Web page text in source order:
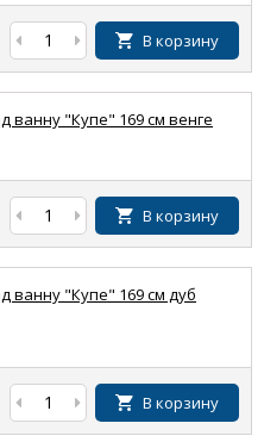
В корзину
ванну "Купе" 169 см венге
В корзину
ванну "Купе" 169 см дуб
В корзину